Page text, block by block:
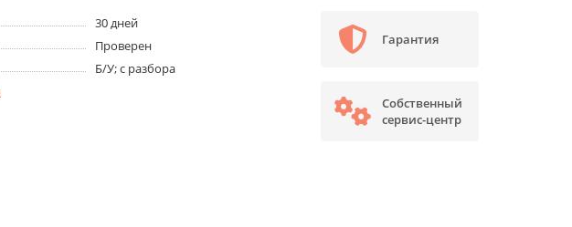
30 дней
Проверен
Б/У; с разбора
Гарантия
Собственный
сервис-центр